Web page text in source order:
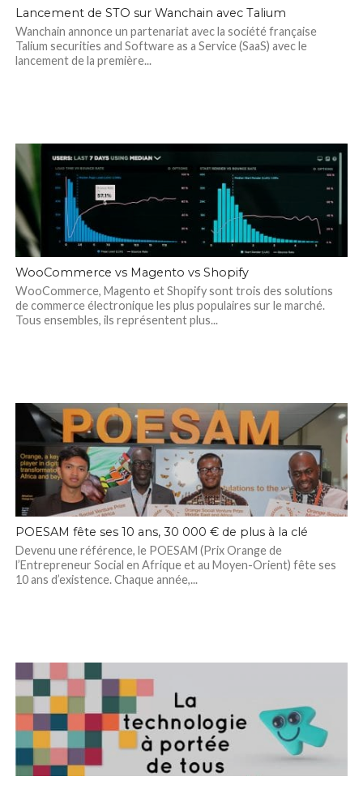
Lancement de STO sur Wanchain avec Talium
Wanchain annonce un partenariat avec la société française
Talium securities and Software as a Service (SaaS) avec le
lancement de la première...
WooCommerce vs Magento vs Shopify
WooCommerce, Magento et Shopify sont trois des solutions
de commerce électronique les plus populaires sur le marché.
Tous ensembles, ils représentent plus...
POESAM fête ses 10 ans, 30 000 € de plus à la clé
Devenu une référence, le POESAM (Prix Orange de
l’Entrepreneur Social en Afrique et au Moyen-Orient) fête ses
10 ans d’existence. Chaque année,...